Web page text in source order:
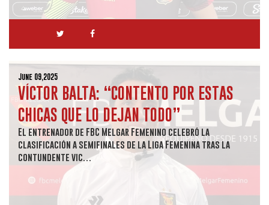
June 09,2025
VÍCTOR BALTA: “CONTENTO POR ESTAS
CHICAS QUE LO DEJAN TODO”
El entrenador de FBC Melgar Femenino celebró la
clasificación a semifinales de la Liga Femenina tras la
contundente vic…